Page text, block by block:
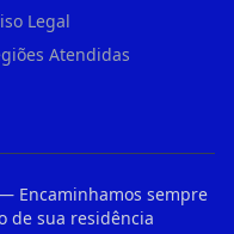
Legal
Atendidas
Encaminhamos sempre
de sua residência